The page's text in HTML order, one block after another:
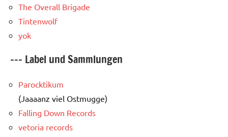
The Overall Brigade
Tintenwolf
yok
--- Label und Sammlungen
Parocktikum
(Jaaaanz viel Ostmugge)
Falling Down Records
vetoria records